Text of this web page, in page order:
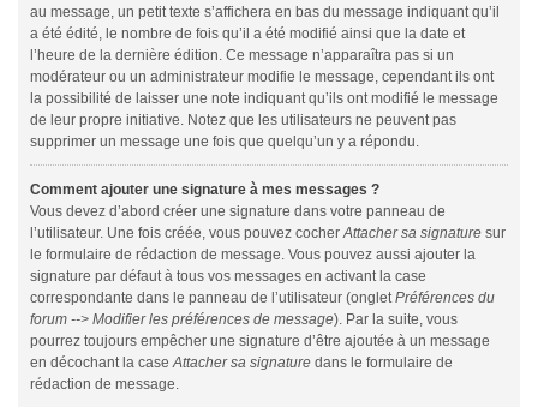
au message, un petit texte s’affichera en bas du message indiquant qu’il
a été édité, le nombre de fois qu’il a été modifié ainsi que la date et
l’heure de la dernière édition. Ce message n’apparaîtra pas si un
modérateur ou un administrateur modifie le message, cependant ils ont
la possibilité de laisser une note indiquant qu’ils ont modifié le message
de leur propre initiative. Notez que les utilisateurs ne peuvent pas
supprimer un message une fois que quelqu’un y a répondu.
Comment ajouter une signature à mes messages ?
Vous devez d’abord créer une signature dans votre panneau de
l’utilisateur. Une fois créée, vous pouvez cocherAttacher sa signature sur
le formulaire de rédaction de message. Vous pouvez aussi ajouter la
signature par défaut à tous vos messages en activant la case
correspondante dans le panneau de l’utilisateur (ongletPréférences du
forum --> Modifier les préférences de message). Par la suite, vous
pourrez toujours empêcher une signature d’être ajoutée à un message
en décochant la caseAttacher sa signature dans le formulaire de
rédaction de message.